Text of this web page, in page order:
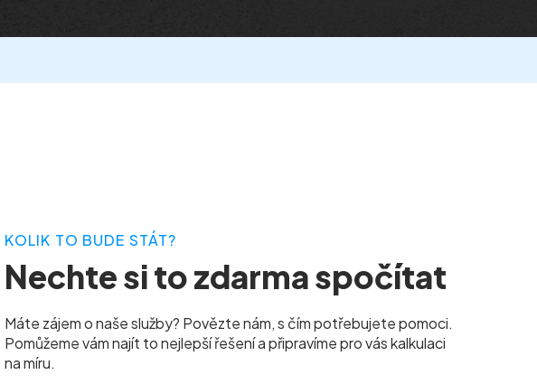
KOLIK TO BUDE STÁT?
Nechte si to zdarma spočítat
Máte zájem o naše služby? Povězte nám, s čím potřebujete pomoci.
Pomůžeme vám najít to nejlepší řešení a připravíme pro vás kalkulaci
na míru.